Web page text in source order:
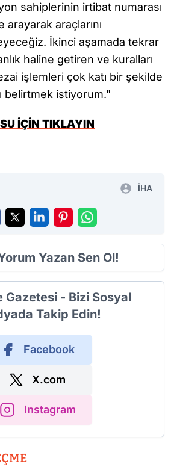
sahiplerinin irtibat numarası
araçlarını
İkinci aşamada tekrar
haline getiren ve kuralları
işlemleri çok katı bir şekilde
belirtmek istiyorum."
İÇİN TIKLAYIN
İHA
Yazan Sen Ol!
Gazetesi - Bizi Sosyal
Takip Edin!
Facebook
X.com
Instagram